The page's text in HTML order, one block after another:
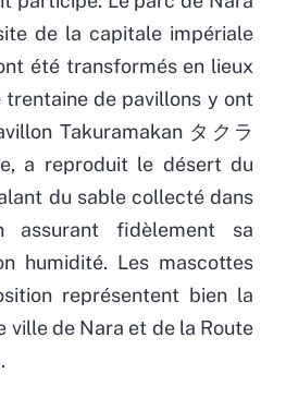
de la capitale impériale
été transformés en lieux
trentaine de pavillons y ont
Takuramakan タクラ
a reproduit le désert du
du sable collecté dans
fidèlement sa
humidité. Les mascottes
représentent bien la
ville de Nara et de la Route